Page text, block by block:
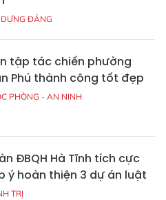
DỰNG ĐẢNG
tập tác chiến phường
Phú thành công tốt đẹp
PHÒNG - AN NINH
ĐBQH Hà Tĩnh tích cực
ý hoàn thiện 3 dự án luật
TRỊ